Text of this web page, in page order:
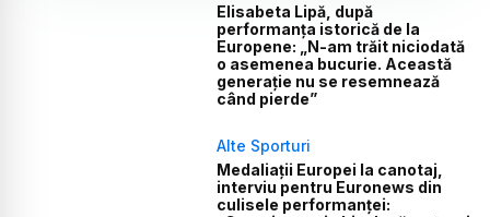
Elisabeta Lipă, după
performanța istorică de la
Europene: „N-am trăit niciodată
o asemenea bucurie. Această
generație nu se resemnează
când pierde”
Alte Sporturi
Medaliații Europei la canotaj,
interviu pentru Euronews din
culisele performanței: